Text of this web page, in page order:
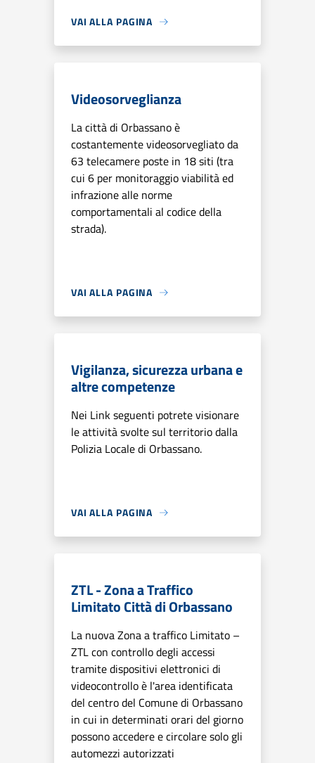
VAI ALLA PAGINA
Videosorveglianza
La città di Orbassano è
costantemente videosorvegliato da
63 telecamere poste in 18 siti (tra
cui 6 per monitoraggio viabilità ed
infrazione alle norme
comportamentali al codice della
strada).
VAI ALLA PAGINA
Vigilanza, sicurezza urbana e
altre competenze
Nei Link seguenti potrete visionare
le attività svolte sul territorio dalla
Polizia Locale di Orbassano.
VAI ALLA PAGINA
ZTL - Zona a Traffico
Limitato Città di Orbassano
La nuova Zona a traffico Limitato –
ZTL con controllo degli accessi
tramite dispositivi elettronici di
videocontrollo è l'area identificata
del centro del Comune di Orbassano
in cui in determinati orari del giorno
possono accedere e circolare solo gli
automezzi autorizzati